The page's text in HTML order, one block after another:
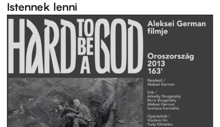
Istennek lenni